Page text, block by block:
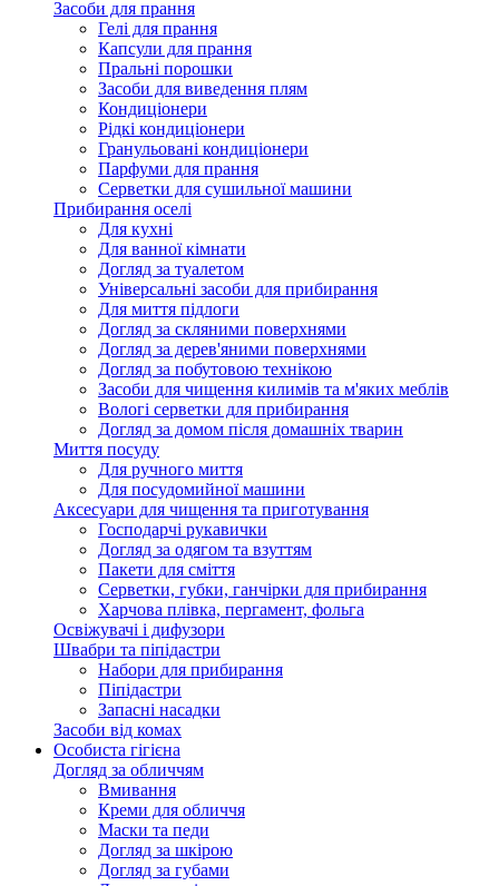
Засоби для прання
Гелі для прання
Капсули для прання
Пральні порошки
Засоби для виведення плям
Кондиціонери
Рідкі кондиціонери
Гранульовані кондиціонери
Парфуми для прання
Серветки для сушильної машини
Прибирання оселі
Для кухні
Для ванної кімнати
Догляд за туалетом
Універсальні засоби для прибирання
Для миття підлоги
Догляд за скляними поверхнями
Догляд за дерев'яними поверхнями
Догляд за побутовою технікою
Засоби для чищення килимів та м'яких меблів
Вологі серветки для прибирання
Догляд за домом після домашніх тварин
Миття посуду
Для ручного миття
Для посудомийної машини
Аксесуари для чищення та приготування
Господарчі рукавички
Догляд за одягом та взуттям
Пакети для сміття
Серветки, губки, ганчірки для прибирання
Харчова плівка, пергамент, фольга
Освіжувачі і дифузори
Швабри та піпідастри
Набори для прибирання
Піпідастри
Запасні насадки
Засоби від комах
Особиста гігієна
Догляд за обличчям
Вмивання
Креми для обличчя
Маски та педи
Догляд за шкірою
Догляд за губами